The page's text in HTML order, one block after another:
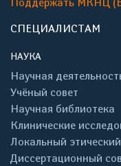
СПЕЦИАЛИСТАМ
НАУКА
Научная
Учёный совет
Научная библиотека
Клинические
Локальный
Диссертационный